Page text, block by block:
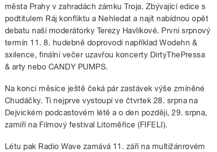
města Prahy v zahradách zámku Troja. Zbývající edice s
podtitulem Ráj konfliktu a Nehledat a najít nabídnou opět
debatu naší moderátorky Terezy Havlíkové. První srpnový
termín 11. 8. hudebně doprovodí například Wodehn &
sxilence, finální večer uzavřou koncerty DirtyThePressa
& arty nebo CANDY PUMPS.
Na konci měsíce ještě čeká pár zastávek výše zmíněné
Chudáčky. Ti nejprve vystoupí ve čtvrtek 28. srpna na
Dejvickém podcastovém létě a o den později, 29. srpna,
zamíří na Filmový festival Litoměřice (FIFELI).
Létu pak Radio Wave zamává 11. září na multižánrovém